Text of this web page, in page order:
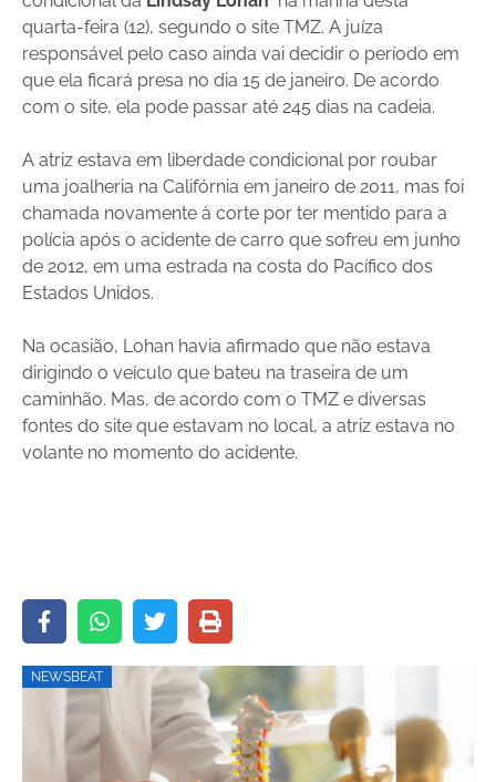
quarta-feira (12), segundo o site TMZ. A juíza
responsável pelo caso ainda vai decidir o período em
que ela ficará presa no dia 15 de janeiro. De acordo
com o site, ela pode passar até 245 dias na cadeia.
A atriz estava em liberdade condicional por roubar
uma joalheria na Califórnia em janeiro de 2011, mas foi
chamada novamente à corte por ter mentido para a
polícia após o acidente de carro que sofreu em junho
de 2012, em uma estrada na costa do Pacífico dos
Estados Unidos.
Na ocasião, Lohan havia afirmado que não estava
dirigindo o veículo que bateu na traseira de um
caminhão. Mas, de acordo com o TMZ e diversas
fontes do site que estavam no local, a atriz estava no
volante no momento do acidente.
NEWSBEAT